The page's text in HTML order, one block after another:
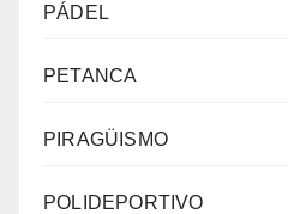
PÁDEL
PETANCA
PIRAGÜISMO
POLIDEPORTIVO